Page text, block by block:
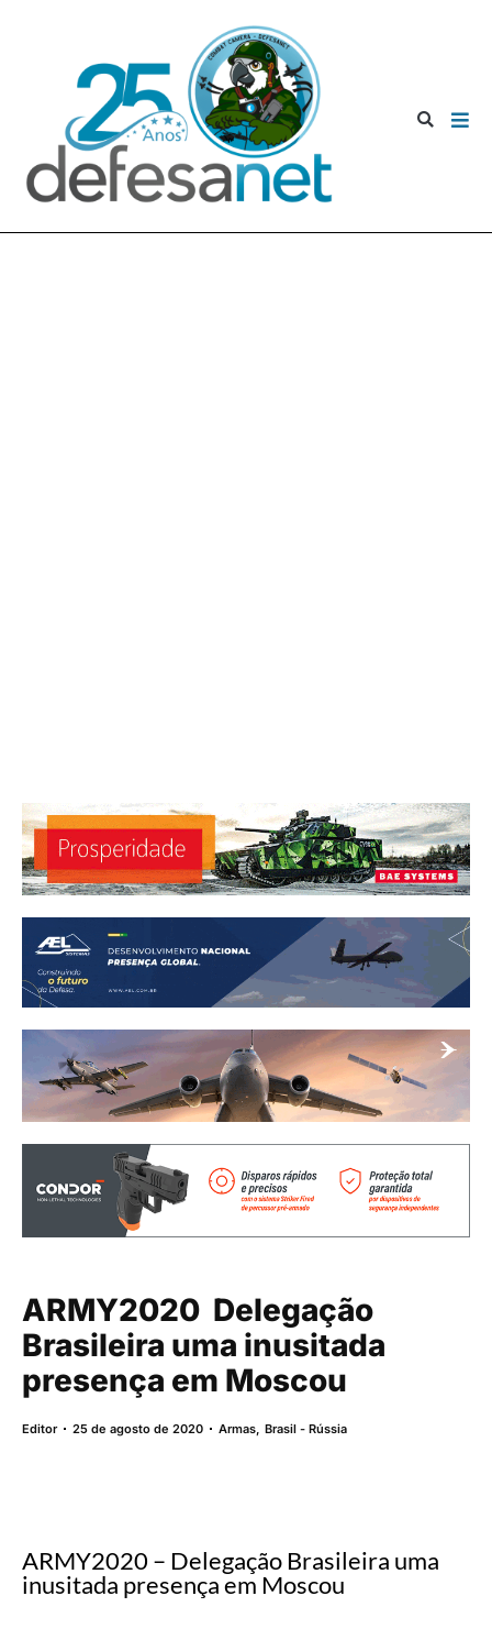
ARMY2020  Delegação
Brasileira uma inusitada
presença em Moscou
Editor 25 de agosto de 2020 Armas,Brasil - Rússia
ARMY2020 – Delegação Brasileira uma
inusitada presença em Moscou